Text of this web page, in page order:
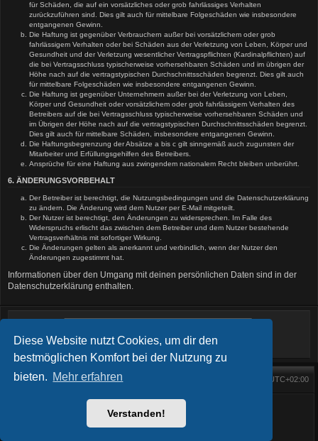
Diese Website nutzt Cookies, um dir den
bestmöglichen Komfort bei der Nutzung zu
bieten. Mehr erfahren
Verstanden!
für Schäden, die auf ein vorsätzliches oder grob fahrlässiges Verhalten
zurückzuführen sind. Dies gilt auch für mittelbare Folgeschäden wie insbesondere
entgangenen Gewinn.
Die Haftung ist gegenüber Verbrauchern außer bei vorsätzlichem oder grob
fahrlässigem Verhalten oder bei Schäden aus der Verletzung von Leben, Körper und
Gesundheit und der Verletzung wesentlicher Vertragspflichten (Kardinalpflichten) auf
die bei Vertragsschluss typischerweise vorhersehbaren Schäden und im übrigen der
Höhe nach auf die vertragstypischen Durchschnittsschäden begrenzt. Dies gilt auch
für mittelbare Folgeschäden wie insbesondere entgangenen Gewinn.
Die Haftung ist gegenüber Unternehmern außer bei der Verletzung von Leben,
Körper und Gesundheit oder vorsätzlichem oder grob fahrlässigem Verhalten des
Betreibers auf die bei Vertragsschluss typischerweise vorhersehbaren Schäden und
im Übrigen der Höhe nach auf die vertragstypischen Durchschnittsschäden begrenzt.
Dies gilt auch für mittelbare Schäden, insbesondere entgangenen Gewinn.
Die Haftungsbegrenzung der Absätze a bis c gilt sinngemäß auch zugunsten der
Mitarbeiter und Erfüllungsgehilfen des Betreibers.
Ansprüche für eine Haftung aus zwingendem nationalem Recht bleiben unberührt.
6. ÄNDERUNGSVORBEHALT
Der Betreiber ist berechtigt, die Nutzungsbedingungen und die Datenschutzerklärung
zu ändern. Die Änderung wird dem Nutzer per E-Mail mitgeteilt.
Der Nutzer ist berechtigt, den Änderungen zu widersprechen. Im Falle des
Widerspruchs erlischt das zwischen dem Betreiber und dem Nutzer bestehende
Vertragsverhältnis mit sofortiger Wirkung.
Die Änderungen gelten als anerkannt und verbindlich, wenn der Nutzer den
Änderungen zugestimmt hat.
Informationen über den Umgang mit deinen persönlichen Daten sind in der
Datenschutzerklärung enthalten.
Startseite Foren-Übersicht UTC+02:00
® Forum Software © phpBB Limited
FanFanlaTuFlippe
Deutsche Übersetzung durchphpBB.de